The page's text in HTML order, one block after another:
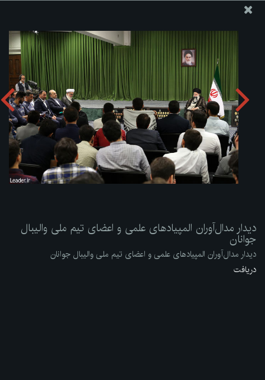
دیدار مدال‌آوران المپیادهای علمی و اعضای تیم ملی والیبال
جوانان
دریافت آلبوم:zip
دیدار مدال‌آوران المپیادهای علمی و اعضای تیم ملی والیبال
جوانان
دیدار مدال‌آوران المپیادهای علمی و اعضای تیم ملی والیبال جوانان
دریافت